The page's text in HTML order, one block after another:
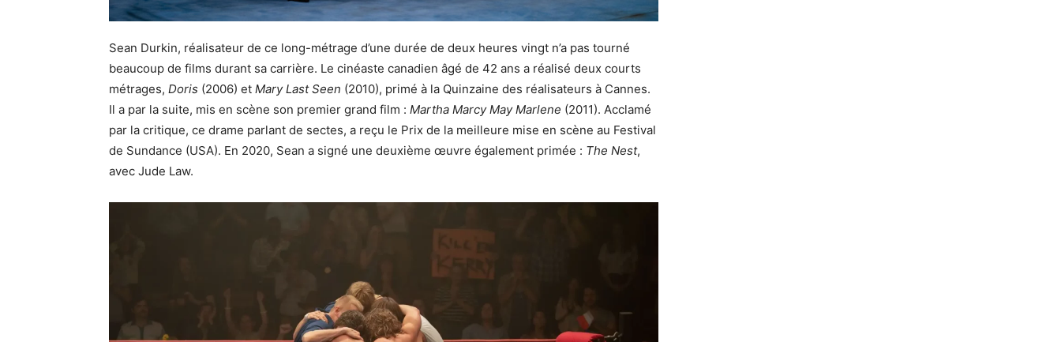
Sean Durkin, réalisateur de ce long-métrage d’une durée de deux heures vingt n’a pas tourné
beaucoup de films durant sa carrière. Le cinéaste canadien âgé de 42 ans a réalisé deux courts
métrages, Doris (2006) et Mary Last Seen (2010), primé à la Quinzaine des réalisateurs à Cannes.
Il a par la suite, mis en scène son premier grand film : Martha Marcy May Marlene (2011). Acclamé
par la critique, ce drame parlant de sectes, a reçu le Prix de la meilleure mise en scène au Festival
de Sundance (USA). En 2020, Sean a signé une deuxième œuvre également primée : The Nest,
avec Jude Law.